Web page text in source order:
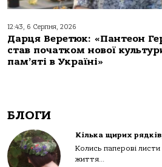
12:43, 6 Серпня, 2026
Дарця Веретюк: «Пантеон
став початком нової
пам’яті в Україні»
БЛОГИ
Кілька щирих
Колись паперові
життя...